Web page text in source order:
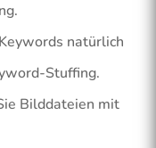
natürlich
Stuffing.
Bilddateien mit